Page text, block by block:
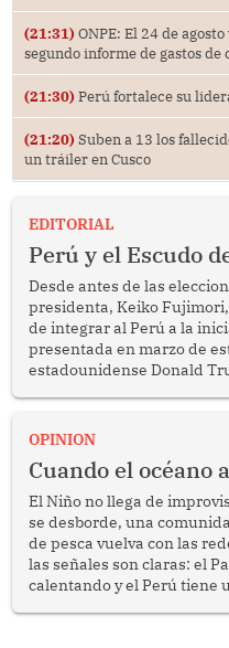
(21:31) ONPE: El 24 de
segundo informe de gastos de
(21:30) Perú fortalece su
(21:20) Suben a 13 los
un tráiler en Cusco
EDITORIAL
Perú y el Escudo
Desde antes de las
presidenta, Keiko
de integrar al Perú a la
presentada en marzo de
estadounidense Donald
OPINION
Cuando el océano
El Niño no llega de
se desborde, una
de pesca vuelva con las
las señales son claras: el
calentando y el Perú tiene